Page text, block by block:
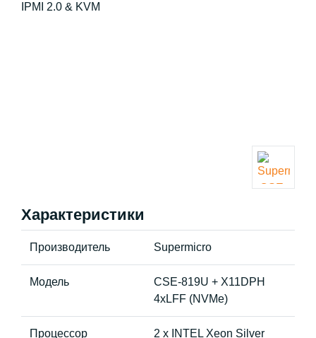
Характеристики
Производитель Supermicro
Модель
CSE-819U + X11DPH
4xLFF (NVMe)
Процессор
2 x INTEL Xeon Silver